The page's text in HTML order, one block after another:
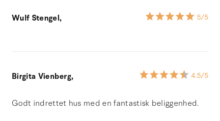
Wulf Stengel, 5/5
Birgita Vienberg, 4.5/5
Godt indrettet hus med en fantastisk beliggenhed.